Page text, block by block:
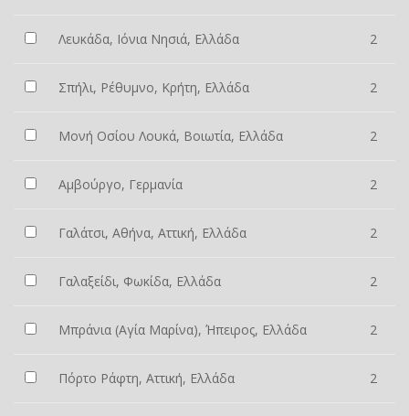
Λευκάδα, Ιόνια Νησιά, Ελλάδα 2
Σπήλι, Ρέθυμνο, Κρήτη, Ελλάδα 2
Μονή Οσίου Λουκά, Βοιωτία, Ελλάδα 2
Αμβούργο, Γερμανία 2
Γαλάτσι, Αθήνα, Αττική, Ελλάδα 2
Γαλαξείδι, Φωκίδα, Ελλάδα 2
Μπράνια (Αγία Μαρίνα), Ήπειρος, Ελλάδα 2
Πόρτο Ράφτη, Αττική, Ελλάδα 2